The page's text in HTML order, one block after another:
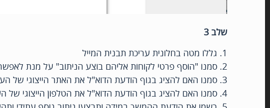
שלב 3
1. גללו מטה בחלונית עריכת תבנית המייל
2. סמנו "הוסף פרטי לקוחות אליהם בוצע הניתוב" על מנת לאפשר את שליחת תבנית המייל מיד לאחר הניתוב.
3. סמנו האם להציג בגוף הודעת הדוא"ל את האתר הייצוגי של העסק (הלקוח) אליו נותב הליד
4. סמנו האם להציג בגוף הודעת הדוא"ל את הטלפון הייצוגי של העסק (הלקוח) אליו נותב הליד